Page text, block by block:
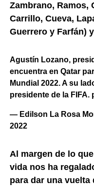
Zambrano, Ramos,
Carrillo, Cueva,
Guerrero y Farfán)
Agustín Lozano,
encuentra en Qatar
Mundial 2022. A su
presidente de la FIFA.
— Edilson La Rosa
2022
Al margen de lo
vida nos ha
para dar una vuelta